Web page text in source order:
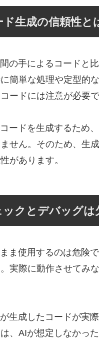
生成の信頼性と
の手によるコードと
簡単な処理や定型的
ードには注意が必要で
ードを生成するため
せん。そのため、生
があります。
ックとデバッグは
ま使用するのは危険
実際に動作させてみ
生成したコードが実
、AIが想定しなかっ